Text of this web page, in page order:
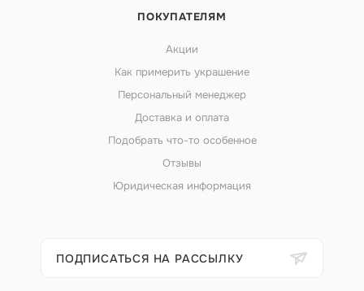
ПОКУПАТЕЛЯМ
Акции
Как примерить украшение
Персональный менеджер
Доставка и оплата
Подобрать что-то особенное
Отзывы
Юридическая информация
ПОДПИСАТЬСЯ НА РАССЫЛКУ